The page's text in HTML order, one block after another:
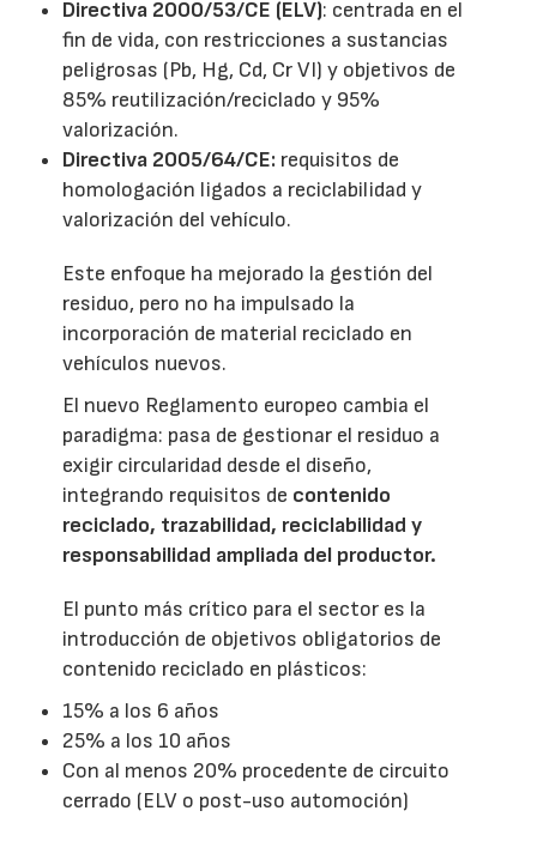
Directiva 2000/53/CE (ELV): centrada en el
fin de vida, con restricciones a sustancias
peligrosas (Pb, Hg, Cd, Cr VI) y objetivos de
85% reutilización/reciclado y 95%
valorización.
Directiva 2005/64/CE: requisitos de
homologación ligados a reciclabilidad y
valorización del vehículo.
Este enfoque ha mejorado la gestión del
residuo, pero no ha impulsado la
incorporación de material reciclado en
vehículos nuevos.
El nuevo Reglamento europeo cambia el
paradigma: pasa de gestionar el residuo a
exigir circularidad desde el diseño,
integrando requisitos de contenido
reciclado, trazabilidad, reciclabilidad y
responsabilidad ampliada del productor.
El punto más crítico para el sector es la
introducción de objetivos obligatorios de
contenido reciclado en plásticos:
15% a los 6 años
25% a los 10 años
Con al menos 20% procedente de circuito
cerrado (ELV o post-uso automoción)